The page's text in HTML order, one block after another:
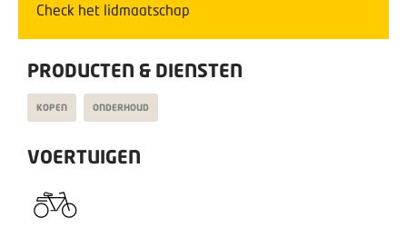
Check het lidmaatschap
PRODUCTEN & DIENSTEN
KOPEN ONDERHOUD
VOERTUIGEN